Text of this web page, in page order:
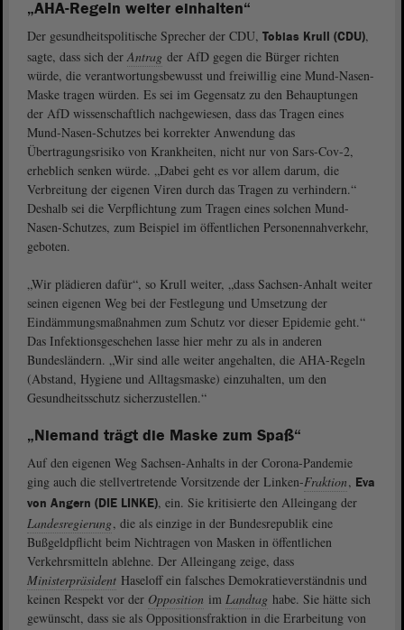
„AHA-Regeln weiter einhalten“
Der gesundheitspolitische Sprecher der CDU, Tobias Krull (CDU),
sagte, dass sich derAntrag der AfD gegen die Bürger richten
würde, die verantwortungsbewusst und freiwillig eine Mund-Nasen-
Maske tragen würden. Es sei im Gegensatz zu den Behauptungen
der AfD wissenschaftlich nachgewiesen, dass das Tragen eines
Mund-Nasen-Schutzes bei korrekter Anwendung das
Übertragungsrisiko von Krankheiten, nicht nur von Sars-Cov-2,
erheblich senken würde. „Dabei geht es vor allem darum, die
Verbreitung der eigenen Viren durch das Tragen zu verhindern.“
Deshalb sei die Verpflichtung zum Tragen eines solchen Mund-
Nasen-Schutzes, zum Beispiel im öffentlichen Personennahverkehr,
geboten.
„Wir plädieren dafür“, so Krull weiter, „dass Sachsen-Anhalt weiter
seinen eigenen Weg bei der Festlegung und Umsetzung der
Eindämmungsmaßnahmen zum Schutz vor dieser Epidemie geht.“
Das Infektionsgeschehen lasse hier mehr zu als in anderen
Bundesländern. „Wir sind alle weiter angehalten, die AHA-Regeln
(Abstand, Hygiene und Alltagsmaske) einzuhalten, um den
Gesundheitsschutz sicherzustellen.“
„Niemand trägt die Maske zum Spaß“
Auf den eigenen Weg Sachsen-Anhalts in der Corona-Pandemie
ging auch die stellvertretende Vorsitzende der Linken-Fraktion, Eva
von Angern (DIE LINKE), ein. Sie kritisierte den Alleingang der
Landesregierung, die als einzige in der Bundesrepublik eine
Bußgeldpflicht beim Nichtragen von Masken in öffentlichen
Verkehrsmitteln ablehne. Der Alleingang zeige, dass
Ministerpräsident Haseloff ein falsches Demokratieverständnis und
keinen Respekt vor der Opposition im Landtag habe. Sie hätte sich
gewünscht, dass sie als Oppositionsfraktion in die Erarbeitung von